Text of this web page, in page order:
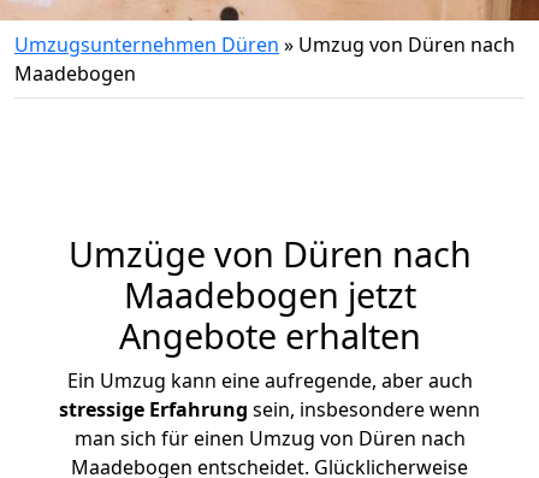
Umzugsunternehmen Düren » Umzug von Düren nach
Maadebogen
Umzüge von Düren nach
Maadebogen jetzt
Angebote erhalten
Ein Umzug kann eine aufregende, aber auch
stressige Erfahrung sein, insbesondere wenn
man sich für einen Umzug von Düren nach
Maadebogen entscheidet. Glücklicherweise